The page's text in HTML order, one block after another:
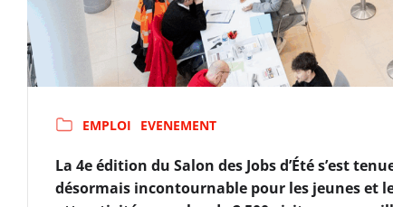
EMPLOI EVENEMENT
La 4e édition du Salon des Jobs d’Été s’est
désormais incontournable pour les jeunes et